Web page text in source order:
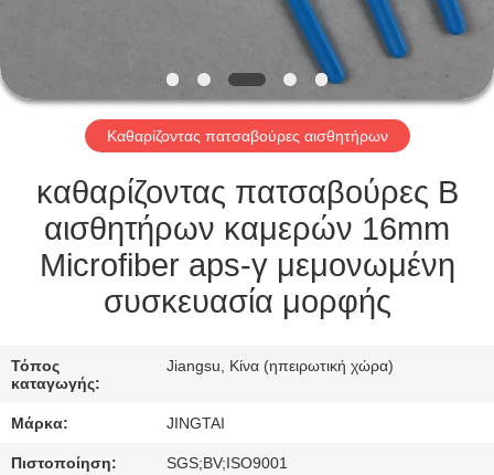
ΕΠΙΣΚΈΨΕΙΣ
ΕΡΓΟΣΤΆΣΙΟ
ΈΛΕΓΧΟΣ
ΠΟΙΌΤΗΤΑΣ
ΕΠΙΚΟΙΝΩΝΉΣΤΕ
ΕΙΔΉΣΕΙΣ
Καθαρίζοντας πατσαβούρες αισθητήρων
καθαρίζοντας πατσαβούρες Β
αισθητήρων καμερών 16mm
Microfiber aps-γ μεμονωμένη
συσκευασία μορφής
Τόπος
καταγωγής:
Jiangsu, Κίνα (ηπειρωτική χώρα)
Μάρκα: JINGTAI
Πιστοποίηση: SGS;BV;ISO9001